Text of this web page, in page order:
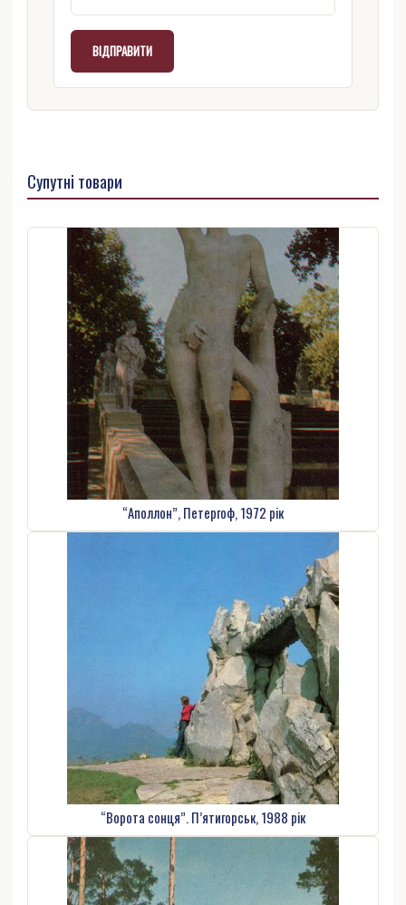
Супутні товари
“Аполлон”, Петергоф, 1972 рік
“Ворота сонця”. П’ятигорськ, 1988 рік